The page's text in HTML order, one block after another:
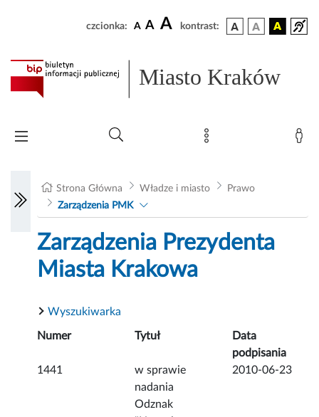
czcionka: A A A kontrast:
Miasto Kraków
Strona Główna Władze i miasto
Prawo
Zarządzenia PMK
Zarządzenia Prezydenta
Miasta Krakowa
Wyszukiwarka
Numer Tytuł
Data
podpisania
1441
w sprawie
nadania
Odznak
2010-06-23